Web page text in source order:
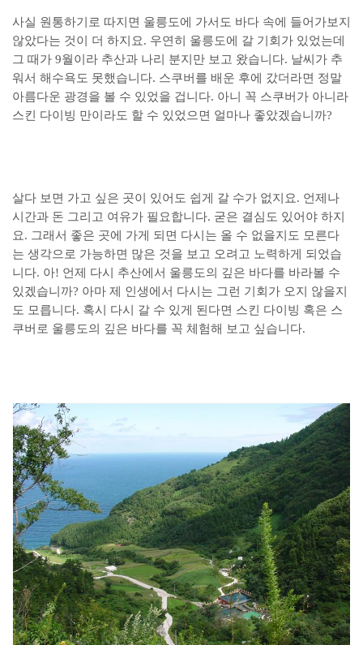
사실 원통하기로 따지면 울릉도에 가서도 바다 속에 들어가보지
않았다는 것이 더 하지요. 우연히 울릉도에 갈 기회가 있었는데
그 때가 9월이라 추산과 나리 분지만 보고 왔습니다. 날씨가 추
워서 해수욕도 못했습니다. 스쿠버를 배운 후에 갔더라면 정말
아름다운 광경을 볼 수 있었을 겁니다. 아니 꼭 스쿠버가 아니라
스킨 다이빙 만이라도 할 수 있었으면 얼마나 좋았겠습니까?
살다 보면 가고 싶은 곳이 있어도 쉽게 갈 수가 없지요. 언제나
시간과 돈 그리고 여유가 필요합니다. 굳은 결심도 있어야 하지
요. 그래서 좋은 곳에 가게 되면 다시는 올 수 없을지도 모른다
는 생각으로 가능하면 많은 것을 보고 오려고 노력하게 되었습
니다. 아! 언제 다시 추산에서 울릉도의 깊은 바다를 바라볼 수
있겠습니까? 아마 제 인생에서 다시는 그런 기회가 오지 않을지
도 모릅니다. 혹시 다시 갈 수 있게 된다면 스킨 다이빙 혹은 스
쿠버로 울릉도의 깊은 바다를 꼭 체험해 보고 싶습니다.